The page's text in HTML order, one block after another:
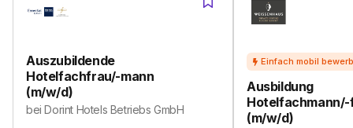
Auszubildende
Hotelfachfrau/-mann
(m/w/d)
beiDorint Hotels Betriebs GmbH
Ausbildung
(m/w/d)